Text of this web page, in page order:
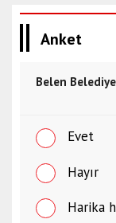
Anket
Belen
Evet
Hayır
Harika